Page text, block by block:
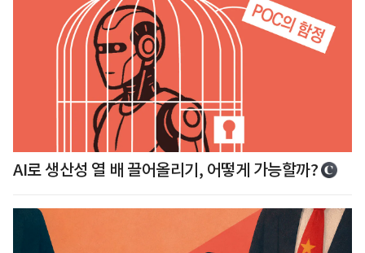
AI로 생산성 열 배 끌어올리기, 어떻게 가능할까?